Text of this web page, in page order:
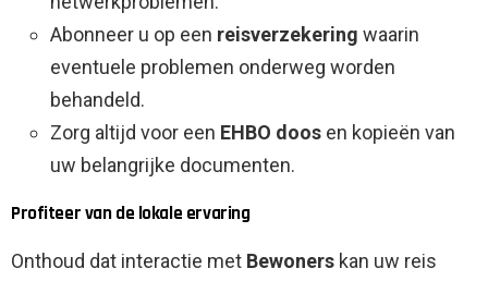
Abonneer u op een reisverzekering waarin
eventuele problemen onderweg worden
behandeld.
Zorg altijd voor een EHBO doos en kopieën van
uw belangrijke documenten.
Profiteer van de lokale ervaring
Onthoud dat interactie met Bewoners kan uw reis